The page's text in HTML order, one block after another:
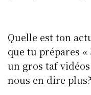
Quelle est ton
que tu prépares «
un gros taf
nous en dire plus?